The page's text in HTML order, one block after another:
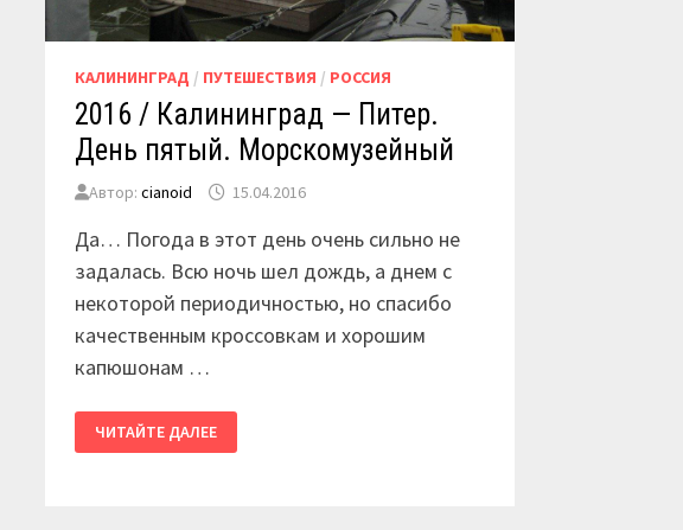
КАЛИНИНГРАД / ПУТЕШЕСТВИЯ / РОССИЯ
2016 / Калининград — Питер.
День пятый. Морскомузейный
Автор:cianoid 15.04.2016
Да… Погода в этот день очень сильно не
задалась. Всю ночь шел дождь, а днем с
некоторой периодичностью, но спасибо
качественным кроссовкам и хорошим
капюшонам …
2016
/
КАЛИНИНГРАД
ЧИТАЙТЕ ДАЛЕЕ